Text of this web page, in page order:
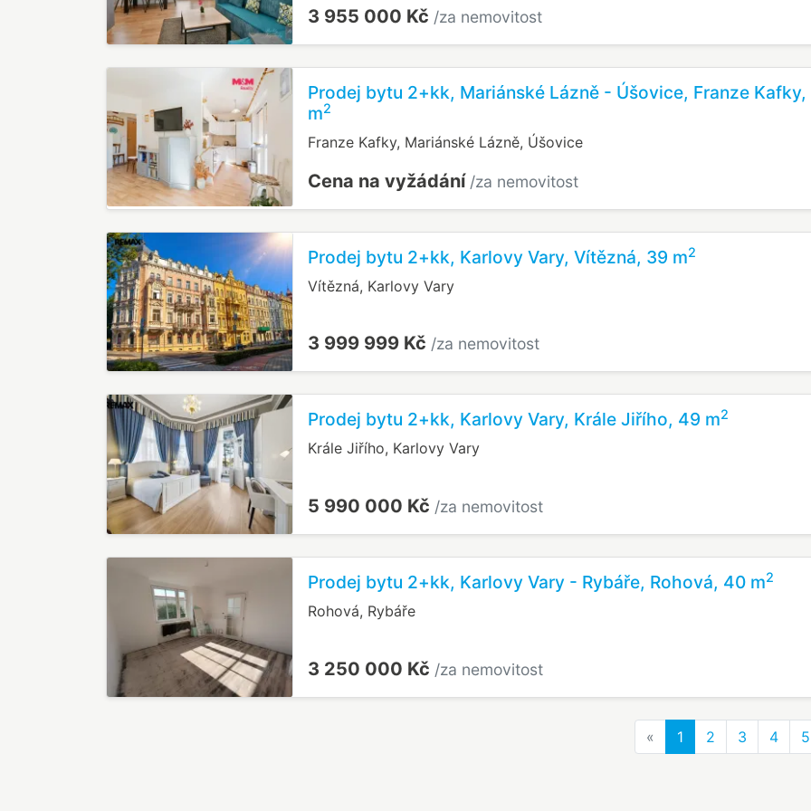
3 955 000 Kč /za nemovitost
Prodej bytu 2+kk, Mariánské Lázně - Úšovice, Franze
m2
Franze Kafky, Mariánské Lázně, Úšovice
Cena na vyžádání /za nemovitost
Prodej bytu 2+kk, Karlovy Vary, Vítězná, 39 m2
Vítězná, Karlovy Vary
3 999 999 Kč /za nemovitost
Prodej bytu 2+kk, Karlovy Vary, Krále Jiřího, 49 m2
Krále Jiřího, Karlovy Vary
5 990 000 Kč /za nemovitost
Prodej bytu 2+kk, Karlovy Vary - Rybáře, Rohová, 40 m2
Rohová, Rybáře
3 250 000 Kč /za nemovitost
« Previous
1 2 3 4 5